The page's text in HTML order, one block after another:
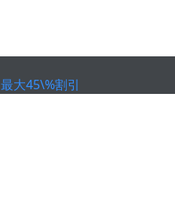
最大45\%割引